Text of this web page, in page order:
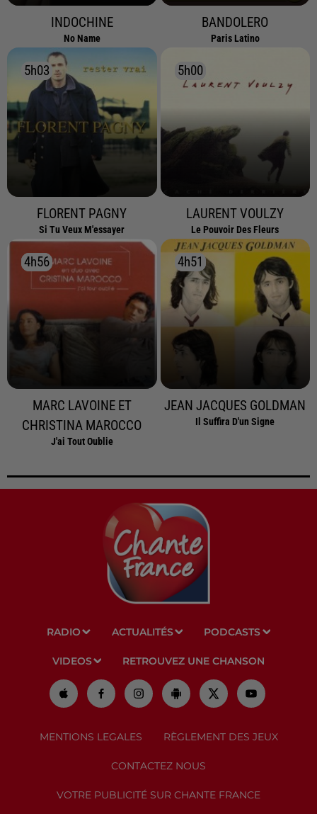
INDOCHINE
No Name
BANDOLERO
Paris Latino
5h03
5h03
FLORENT PAGNY
Si Tu Veux M'essayer
5h00
5h00
LAURENT VOULZY
Le Pouvoir Des Fleurs
4h56
4h56
MARC LAVOINE ET
CHRISTINA MAROCCO
J'ai Tout Oublie
4h51
4h51
JEAN JACQUES GOLDMAN
Il Suffira D'un Signe
RADIO ACTUALITÉS PODCASTS
VIDEOS RETROUVEZ UNE CHANSON
MENTIONS LEGALES RÈGLEMENT DES JEUX
CONTACTEZ NOUS
VOTRE PUBLICITÉ SUR CHANTE FRANCE